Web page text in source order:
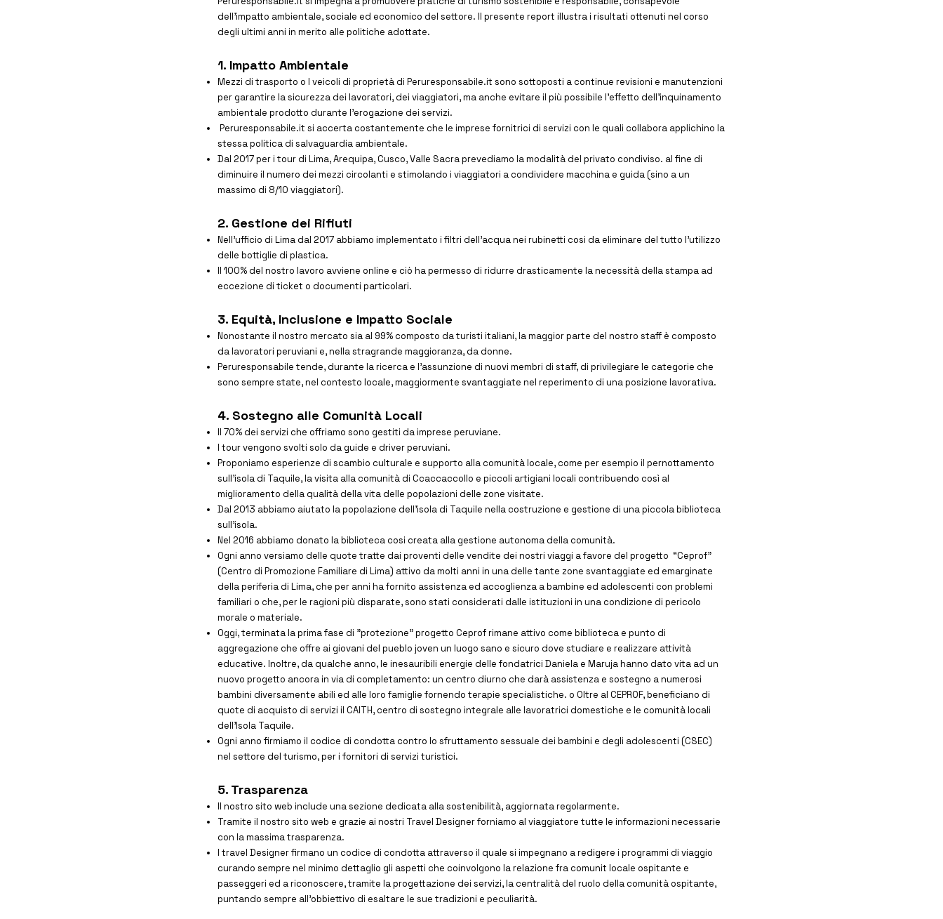
dell’impatto ambientale, sociale ed economico del settore. Il presente report illustra i risultati ottenuti nel corso
degli ultimi anni in merito alle politiche adottate.
1. Impatto Ambientale
Mezzi di trasporto o I veicoli di proprietà di Peruresponsabile.it sono sottoposti a continue revisioni e manutenzioni
per garantire la sicurezza dei lavoratori, dei viaggiatori, ma anche evitare il più possibile l'effetto dell’inquinamento
ambientale prodotto durante l'erogazione dei servizi.
Peruresponsabile.it si accerta costantemente che le imprese fornitrici di servizi con le quali collabora applichino la
stessa politica di salvaguardia ambientale.
Dal 2017 per i tour di Lima, Arequipa, Cusco, Valle Sacra prevediamo la modalità del privato condiviso. al fine di
diminuire il numero dei mezzi circolanti e stimolando i viaggiatori a condividere macchina e guida (sino a un
massimo di 8/10 viaggiatori).
2. Gestione dei Rifiuti
Nell’ufficio di Lima dal 2017 abbiamo implementato i filtri dell’acqua nei rubinetti cosi da eliminare del tutto l’utilizzo
delle bottiglie di plastica.
Il 100% del nostro lavoro avviene online e ciò ha permesso di ridurre drasticamente la necessità della stampa ad
eccezione di ticket o documenti particolari.
3. Equità, Inclusione e Impatto Sociale
Nonostante il nostro mercato sia al 99% composto da turisti italiani, la maggior parte del nostro staff è composto
da lavoratori peruviani e, nella stragrande maggioranza, da donne.
Peruresponsabile tende, durante la ricerca e l'assunzione di nuovi membri di staff, di privilegiare le categorie che
sono sempre state, nel contesto locale, maggiormente svantaggiate nel reperimento di una posizione lavorativa.
4. Sostegno alle Comunità Locali
Il 70% dei servizi che offriamo sono gestiti da imprese peruviane.
I tour vengono svolti solo da guide e driver peruviani.
Proponiamo esperienze di scambio culturale e supporto alla comunità locale, come per esempio il pernottamento
sull’isola di Taquile, la visita alla comunità di Ccaccaccollo e piccoli artigiani locali contribuendo così al
miglioramento della qualità della vita delle popolazioni delle zone visitate.
Dal 2013 abbiamo aiutato la popolazione dell’isola di Taquile nella costruzione e gestione di una piccola biblioteca
sull’isola.
Nel 2016 abbiamo donato la biblioteca cosi creata alla gestione autonoma della comunità.
Ogni anno versiamo delle quote tratte dai proventi delle vendite dei nostri viaggi a favore del progetto “Ceprof”
(Centro di Promozione Familiare di Lima) attivo da molti anni in una delle tante zone svantaggiate ed emarginate
della periferia di Lima, che per anni ha fornito assistenza ed accoglienza a bambine ed adolescenti con problemi
familiari o che, per le ragioni più disparate, sono stati considerati dalle istituzioni in una condizione di pericolo
morale o materiale.
Oggi, terminata la prima fase di "protezione" progetto Ceprof rimane attivo come biblioteca e punto di
aggregazione che offre ai giovani del pueblo joven un luogo sano e sicuro dove studiare e realizzare attività
educative. Inoltre, da qualche anno, le inesauribili energie delle fondatrici Daniela e Maruja hanno dato vita ad un
nuovo progetto ancora in via di completamento: un centro diurno che darà assistenza e sostegno a numerosi
bambini diversamente abili ed alle loro famiglie fornendo terapie specialistiche. o Oltre al CEPROF, beneficiano di
quote di acquisto di servizi il CAITH, centro di sostegno integrale alle lavoratrici domestiche e le comunità locali
dell'Isola Taquile.
Ogni anno firmiamo il codice di condotta contro lo sfruttamento sessuale dei bambini e degli adolescenti (CSEC)
nel settore del turismo, per i fornitori di servizi turistici.
5. Trasparenza
Il nostro sito web include una sezione dedicata alla sostenibilità, aggiornata regolarmente.
Tramite il nostro sito web e grazie ai nostri Travel Designer forniamo al viaggiatore tutte le informazioni necessarie
con la massima trasparenza.
I travel Designer firmano un codice di condotta attraverso il quale si impegnano a redigere i programmi di viaggio
curando sempre nel minimo dettaglio gli aspetti che coinvolgono la relazione fra comunit locale ospitante e
passeggeri ed a riconoscere, tramite la progettazione dei servizi, la centralità del ruolo della comunità ospitante,
puntando sempre all'obbiettivo di esaltare le sue tradizioni e peculiarità.